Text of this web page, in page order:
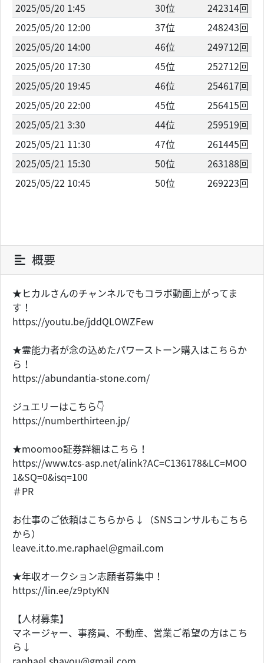
2025/05/20 1:45
30位
242314回
2025/05/20 12:00
37位
248243回
2025/05/20 14:00
46位
249712回
2025/05/20 17:30
45位
252712回
2025/05/20 19:45
46位
254617回
2025/05/20 22:00
45位
256415回
2025/05/21 3:30
44位
259519回
2025/05/21 11:30
47位
261445回
2025/05/21 15:30
50位
263188回
2025/05/22 10:45
50位 269223回
概要
★ヒカルさんのチャンネルでもコラボ動画上がってま
す！
https://youtu.be/jddQLOWZFew
★霊能力者が念の込めたパワーストーン購入はこちらか
ら！
https://abundantia-stone.com/
ジュエリーはこちら👇
https://numberthirteen.jp/
★moomoo証券詳細はこちら！
https://www.tcs-asp.net/alink?AC=C136178&LC=MOO
1&SQ=0&isq=100
＃PR
お仕事のご依頼はこちらから↓（SNSコンサルもこちら
から）
leave.it.to.me.raphael@gmail.com
★年収オークション志願者募集中！
https://lin.ee/z9ptyKN
【人材募集】
マネージャー、事務員、不動産、営業ご希望の方はこち
ら↓